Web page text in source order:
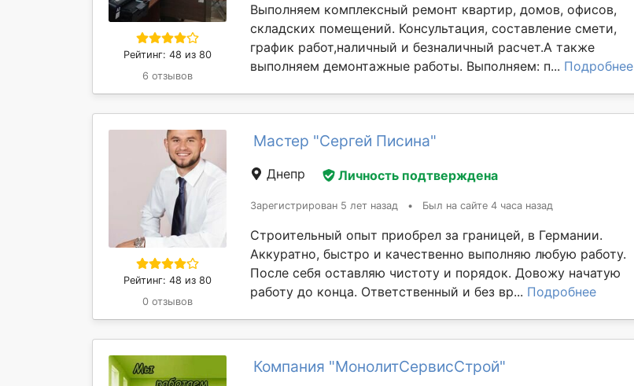
Рейтинг: 48 из 80
6 отзывов
Выполняем комплексный ремонт квартир, домов, офисов,
складских помещений. Консультация, составление смети,
график работ,наличный и безналичный расчет.А также
выполняем демонтажные работы. Выполняем: п... Подробнее
Рейтинг: 48 из 80
0 отзывов
Мастер "Сергей Писина"
Днепр Личность подтверждена
Зарегистрирован 5 лет назад • Был на сайте 4 часа назад
Строительный опыт приобрел за границей, в Германии.
Аккуратно, быстро и качественно выполняю любую работу.
После себя оставляю чистоту и порядок. Довожу начатую
работу до конца. Ответственный и без вр... Подробнее
Компания "МонолитСервисСтрой"